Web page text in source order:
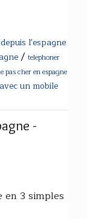
l'espagne
/ telephoner
pas cher en espagne
un mobile
-
en 3 simples